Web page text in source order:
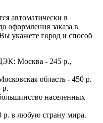
автоматически в
оформления заказа в
укажете город и способ
Москва - 245 р.,
область - 450 р.
р.
населенных
р. в любую страну мира.